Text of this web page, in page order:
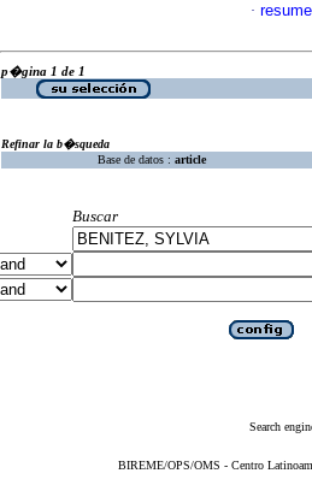
·
p�gina 1 de 1
Refinar la b�squeda
Base de datos : article
Buscar
Search
BIREME/OPS/OMS - Centro